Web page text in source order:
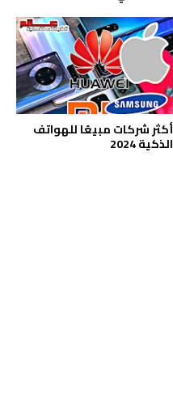
أكثر شركات مبيعًا للهواتف
الذكية 2024